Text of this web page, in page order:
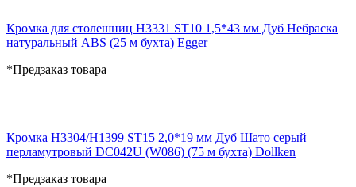
Кромка для столешниц H3331 ST10 1,5*43 мм Дуб Небраска
натуральный ABS (25 м бухта) Egger
*Предзаказ товара
Кромка H3304/Н1399 ST15 2,0*19 мм Дуб Шато серый
перламутровый DC042U (W086) (75 м бухта) Dollken
*Предзаказ товара